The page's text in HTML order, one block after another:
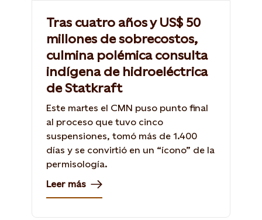
Tras cuatro años y US$ 50
millones de sobrecostos,
culmina polémica consulta
indígena de hidroeléctrica
de Statkraft
Este martes el CMN puso punto final
al proceso que tuvo cinco
suspensiones, tomó más de 1.400
días y se convirtió en un “ícono” de la
permisología.
Leer más